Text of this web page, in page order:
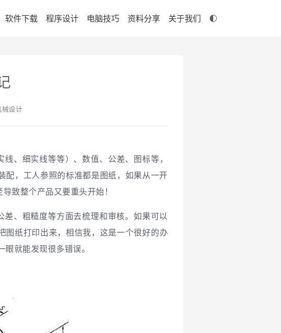
软件下载 程序设计 电脑技巧 资料分享 关于我们
械设计
、细实线等等）、数值、公差、图标等，
配，工人参照的标准都是图纸，如果从一开
致整个产品又要重头开始！
、粗糙度等方面去梳理和审核。如果可以
图纸打印出来，相信我，这是一个很好的办
就能发现很多错误。